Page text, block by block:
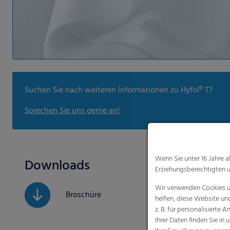
Suchen Sie nach weiteren Informationen zu Hyfol® T?
Sprechen Sie uns gerne an!
Downloads
Broschüre
Wenn Sie unter 16
Erziehungsberechtigten
Wir verwenden Cookies
helfen, diese Website
z. B. für personalisierte
Ihrer Daten finden Sie in